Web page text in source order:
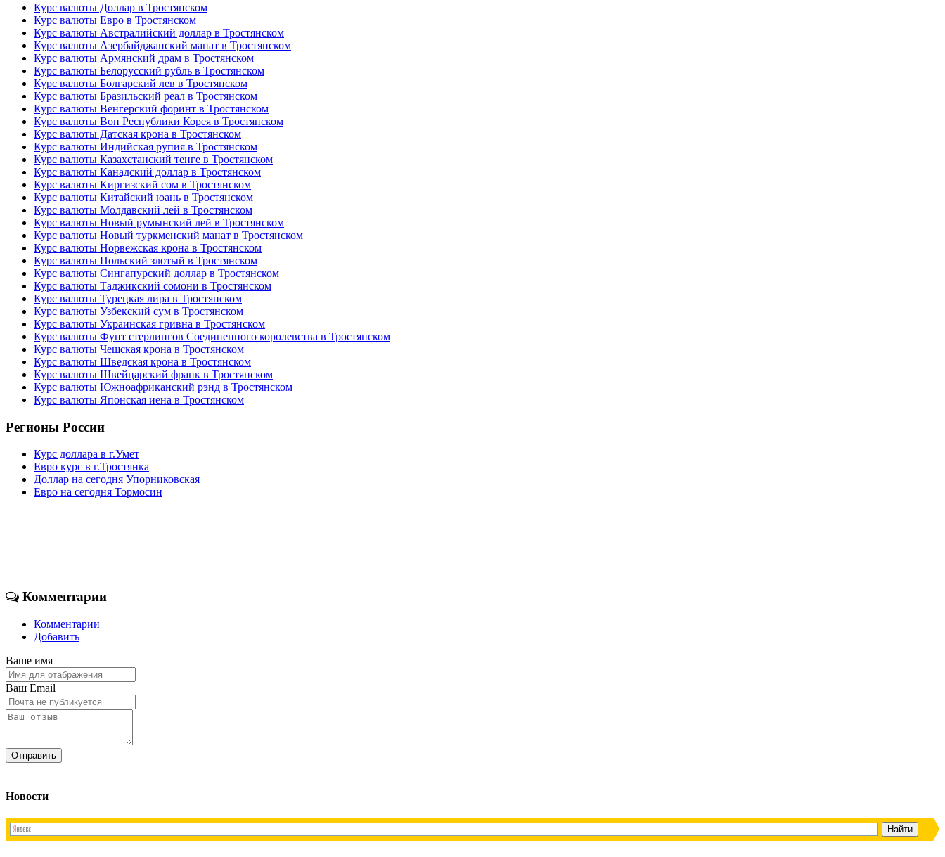
Курс валюты Доллар в Тростянском
Курс валюты Евро в Тростянском
Курс валюты Австралийский доллар в Тростянском
Курс валюты Азербайджанский манат в Тростянском
Курс валюты Армянский драм в Тростянском
Курс валюты Белорусский рубль в Тростянском
Курс валюты Болгарский лев в Тростянском
Курс валюты Бразильский реал в Тростянском
Курс валюты Венгерский форинт в Тростянском
Курс валюты Вон Республики Корея в Тростянском
Курс валюты Датская крона в Тростянском
Курс валюты Индийская рупия в Тростянском
Курс валюты Казахстанский тенге в Тростянском
Курс валюты Канадский доллар в Тростянском
Курс валюты Киргизский сом в Тростянском
Курс валюты Китайский юань в Тростянском
Курс валюты Молдавский лей в Тростянском
Курс валюты Новый румынский лей в Тростянском
Курс валюты Новый туркменский манат в Тростянском
Курс валюты Норвежская крона в Тростянском
Курс валюты Польский злотый в Тростянском
Курс валюты Сингапурский доллар в Тростянском
Курс валюты Таджикский сомони в Тростянском
Курс валюты Турецкая лира в Тростянском
Курс валюты Узбекский сум в Тростянском
Курс валюты Украинская гривна в Тростянском
Курс валюты Фунт стерлингов Соединенного королевства в Тростянском
Курс валюты Чешская крона в Тростянском
Курс валюты Шведская крона в Тростянском
Курс валюты Швейцарский франк в Тростянском
Курс валюты Южноафриканский рэнд в Тростянском
Курс валюты Японская иена в Тростянском
Регионы России
Курс доллара в г.Умет
Евро курс в г.Тростянка
Доллар на сегодня Упорниковская
Евро на сегодня Тормосин
Комментарии
Комментарии
Добавить
Ваше имя
Ваш Email
Новости